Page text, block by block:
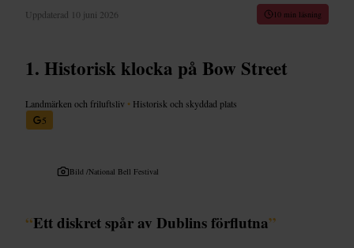
Uppdaterad 10 juni 2026 10 min läsning
Historisk klocka på Bow Street
Landmärken och friluftsliv • Historisk och skyddad plats
5
Bild /National Bell Festival
“Ett diskret spår av Dublins förflutna”